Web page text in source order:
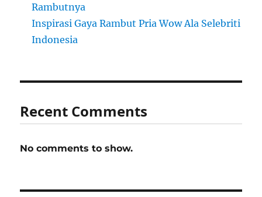
Rambutnya
Inspirasi Gaya Rambut Pria Wow Ala Selebriti
Indonesia
Recent Comments
No comments to show.